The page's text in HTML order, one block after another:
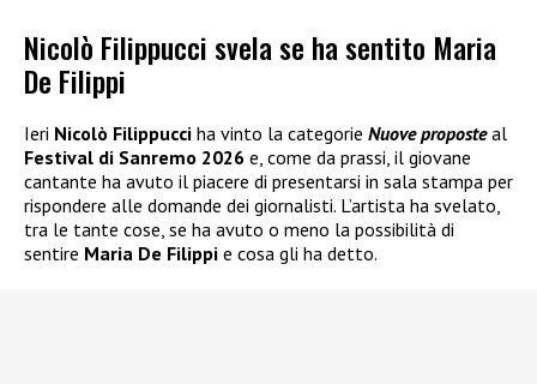
Nicolò Filippucci svela se ha sentito Maria
De Filippi
Ieri Nicolò Filippucci ha vinto la categorie Nuove proposteal
Festival di Sanremo 2026 e, come da prassi, il giovane
cantante ha avuto il piacere di presentarsi in sala stampa per
rispondere alle domande dei giornalisti. L’artista ha svelato,
tra le tante cose, se ha avuto o meno la possibilità di
sentire Maria De Filippi e cosa gli ha detto.